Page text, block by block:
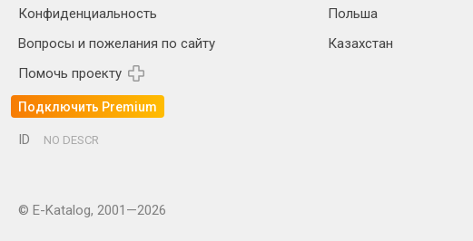
Конфиденциальность
Вопросы и пожелания по сайту
Помочь проекту
Подключить Premium
Польша
Казахстан
ID NO DESCR
© E-Katalog, 2001—2026